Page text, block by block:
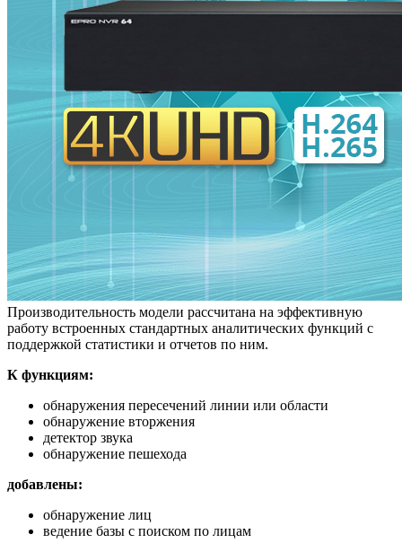
Производительность модели рассчитана на эффективную
работу встроенных стандартных аналитических функций с
поддержкой статистики и отчетов по ним.
К функциям:
обнаружения пересечений линии или области
обнаружение вторжения
детектор звука
обнаружение пешехода
добавлены:
обнаружение лиц
ведение базы с поиском по лицам